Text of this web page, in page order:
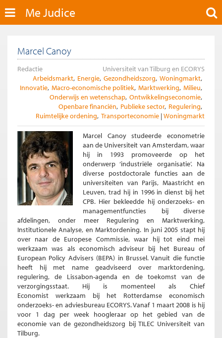
Me Judice
Marcel Canoy
Redactie
Universiteit van Tilburg en ECORYS
Arbeidsmarkt Energie Gezondheidszorg Woningmarkt
Innovatie Macro-economische politiek Marktwerking Milieu
Onderwijs en wetenschap Ontwikkelingseconomie
Openbare financiën Publieke sector Regulering
Ruimtelijke ordening Transporteconomie Woningmarkt
Marcel Canoy studeerde econometrie
aan de Universiteit van Amsterdam, waar
hij in 1993 promoveerde op het
onderwerp ‘industriële organisatie’. Na
diverse postdoctorale functies aan de
universiteiten van Parijs, Maastricht en
Leuven, trad hij in 1996 in dienst bij het
CPB. Hier bekleedde hij onderzoeks- en
managementfuncties bij diverse
afdelingen, onder meer Regulering en Marktwerking,
Institutionele Analyse, en Marktordening. In juni 2005 stapt hij
over naar de Europese Commissie, waar hij tot eind mei
werkzaam was als economisch adviseur bij het Bureau of
European Policy Advisers (BEPA) in Brussel. Vanuit die functie
heeft hij met name geadviseerd over marktordening,
regulering, de Lissabon-agenda en de toekomst van de
verzorgingsstaat. Hij is momenteel als Chief
Economist werkzaam bij het Rotterdamse economisch
onderzoeks- en adviesbureau ECORYS. Vanaf 1 maart 2008 is hij
voor 1 dag per week hoogleraar op het gebied van de
economie van de gezondheidszorg bij TILEC Universiteit van
Tilburg.